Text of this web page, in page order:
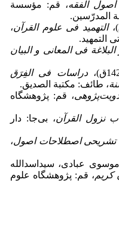
أصول الفقه، قم: مؤسسة
المدرّسین.
التهمید فی علوم القرآن،
التمهید.
فی المعانی و البیان
دراسات فی الفِرَق
، طائف: مکتبة الصدیق.
، قم: پژوهشگاه
نزول القرآن، بی‌جا: دار
تشریحی اصطلاحات اصول،
عبادی، سیداسدالله
کریم، قم: پژوهشگاه علوم